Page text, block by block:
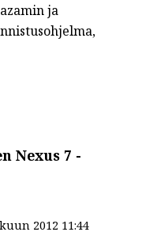
ja
Nexus 7 -
2012 11:44